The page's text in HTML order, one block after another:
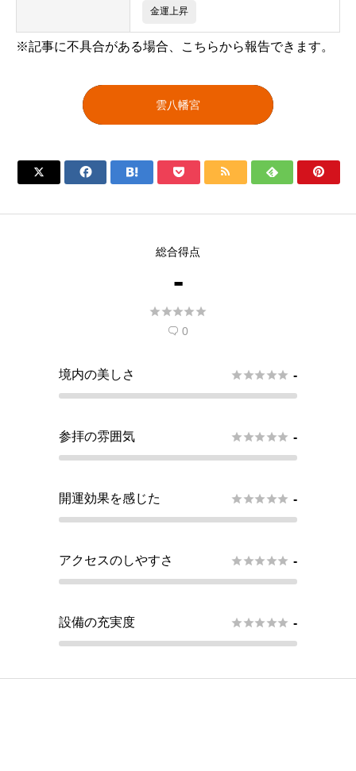
金運上昇
※記事に不具合がある場合、こちらから報告できます。
雲八幡宮
      
総合得点
-

 0
境内の美しさ  -
参拝の雰囲気  -
開運効果を感じた  -
アクセスのしやすさ  -
設備の充実度  -